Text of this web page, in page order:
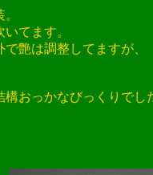
てます。
艶は調整してますが、
構おっかなびっくりで